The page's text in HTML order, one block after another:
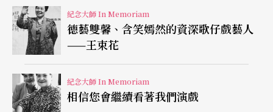
紀念大師 In Memoriam
德藝雙馨、含笑嫣然的資深歌仔戲藝人
——王束花
紀念大師 In Memoriam
相信您會繼續看著我們演戲